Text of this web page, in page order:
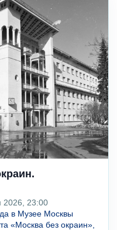
2026, 23:00
в Музее Москвы
«Москва без окраин»,